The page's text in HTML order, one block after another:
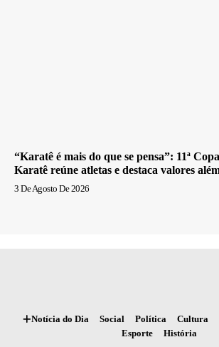
“Karatê é mais do que se pensa”: 11ª
Karatê reúne atletas e destaca valores
3 De Agosto De 2026
Notícia do Dia Social Política Cultura
Esporte
História